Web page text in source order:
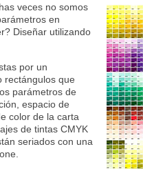
veces no somos
en
Diseñar utilizando
por un
rectángulos que
parámetros de
espacio de
color de la carta
de tintas CMYK
seriados con una